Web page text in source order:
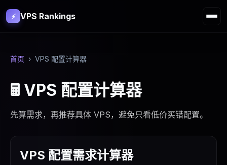
⚡ VPS Rankings
首页 › VPS 配置计算器
🖩 VPS 配置计算器
先算需求，再推荐具体 VPS，避免只看低价买错配置。
VPS 配置需求计算器